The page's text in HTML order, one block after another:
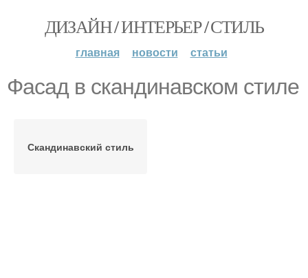
ДИЗАЙН / ИНТЕРЬЕР / СТИЛЬ
главная новости статьи
Фасад в скандинавском стиле
Скандинавский стиль